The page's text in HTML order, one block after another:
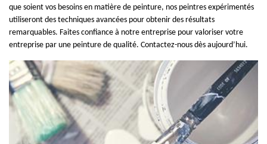
que soient vos besoins en matière de peinture, nos peintres expérimentés
utiliseront des techniques avancées pour obtenir des résultats
remarquables. Faites confiance à notre entreprise pour valoriser votre
entreprise par une peinture de qualité. Contactez-nous dès aujourd’hui.